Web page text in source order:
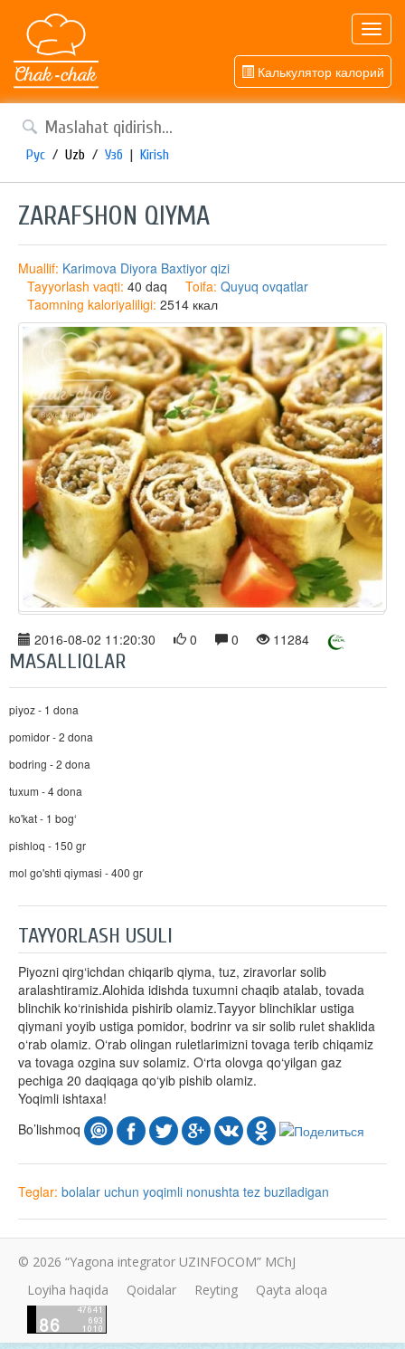
Калькулятор калорий
Рус / Uzb / Узб | Kirish
ZARAFSHON QIYMA
Muallif: Karimova Diyora Baxtiyor qizi
Tayyorlash vaqti: 40 daq Toifa: Quyuq ovqatlar
Taomning kaloriyaliligi: 2514 ккал
2016-08-02 11:20:30 0 0 11284
MASALLIQLAR
piyoz - 1 dona
pomidor - 2 dona
bodring - 2 dona
tuxum - 4 dona
ko'kat - 1 bog‘
pishloq - 150 gr
mol go'shti qiymasi - 400 gr
TAYYORLASH USULI
Piyozni qirg‘ichdan chiqarib qiyma, tuz, ziravorlar solib
aralashtiramiz.Alohida idishda tuxumni chaqib atalab, tovada
blinchik ko‘rinishida pishirib olamiz.Tayyor blinchiklar ustiga
qiymani yoyib ustiga pomidor, bodrinr va sir solib rulet shaklida
o‘rab olamiz. O‘rab olingan ruletlarimizni tovaga terib chiqamiz
va tovaga ozgina suv solamiz. O‘rta olovga qo‘yilgan gaz
pechiga 20 daqiqaga qo‘yib pishib olamiz.
Yoqimli ishtaxa!
Bo’lishmoq
Teglar: bolalar uchun yoqimli nonushta tez buziladigan
© 2026 “Yagona integrator UZINFOCOM” MChJ
Loyiha haqida
Qoidalar Reyting Qayta aloqa